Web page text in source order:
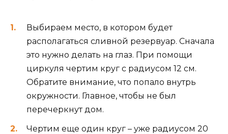
Выбираем место, в котором будет
располагаться сливной резервуар. Сначала
это нужно делать на глаз. При помощи
циркуля чертим круг с радиусом 12 см.
Обратите внимание, что попало внутрь
окружности. Главное, чтобы не был
перечеркнут дом.
Чертим еще один круг – уже радиусом 20